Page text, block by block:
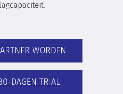
WORDEN
DAGEN TRIAL